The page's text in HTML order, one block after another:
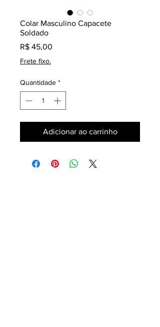
Colar Masculino Capacete
Soldado
R$ 45,00
Frete fixo.
Quantidade *
Adicionar ao carrinho